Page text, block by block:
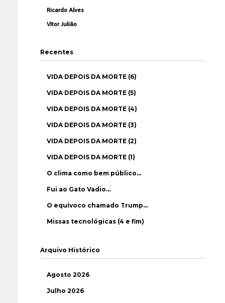
Ricardo Alves
Vítor Julião
Recentes
VIDA DEPOIS DA MORTE (6)
VIDA DEPOIS DA MORTE (5)
VIDA DEPOIS DA MORTE (4)
VIDA DEPOIS DA MORTE (3)
VIDA DEPOIS DA MORTE (2)
VIDA DEPOIS DA MORTE (1)
O clima como bem público…
Fui ao Gato Vadio…
O equívoco chamado Trump…
Missas tecnológicas (4 e fim)
Arquivo Histórico
Agosto 2026
Julho 2026